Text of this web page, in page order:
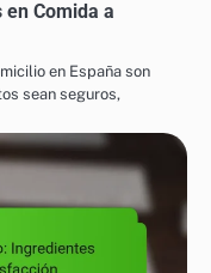
Comida a